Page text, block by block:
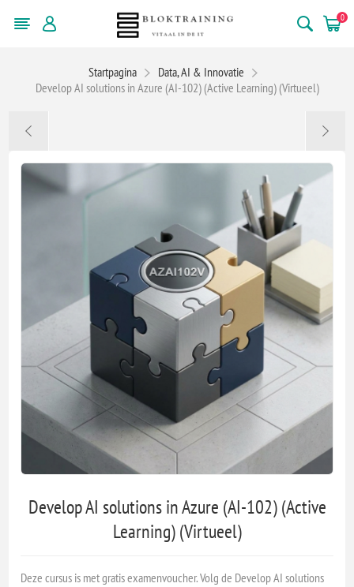
0
Startpagina
Data, AI & Innovatie
Develop AI solutions in Azure (AI-102) (Active Learning) (Virtueel)
Develop AI solutions in Azure (AI-102) (Active
Learning) (Virtueel)
Deze cursus is met gratis examenvoucher. Volg de Develop AI solutions